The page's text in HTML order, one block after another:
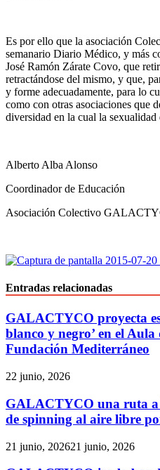
Es por ello que la asociación
semanario Diario Médico, y más
José Ramón Zárate Covo, que
retractándose del mismo, y que,
y forme adecuadamente, para lo
como con otras asociaciones que
diversidad en la cual la sexualidad
Alberto Alba Alonso
Coordinador de Educación
Asociación Colectivo
Entradas relacionadas
GALACTYCO proyecta
blanco y negro’ en el
Fundación Mediterráneo
22 junio, 2026
GALACTYCO una ruta a
de spinning al aire libre
21 junio, 202621 junio, 2026